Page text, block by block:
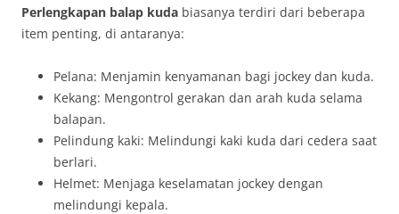
Perlengkapan balap kuda biasanya terdiri dari beberapa
item penting, di antaranya:
Pelana: Menjamin kenyamanan bagi jockey dan kuda.
Kekang: Mengontrol gerakan dan arah kuda selama
balapan.
Pelindung kaki: Melindungi kaki kuda dari cedera saat
berlari.
Helmet: Menjaga keselamatan jockey dengan
melindungi kepala.